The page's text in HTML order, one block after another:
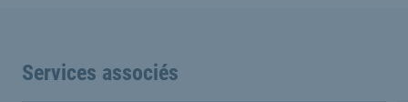
Services associés